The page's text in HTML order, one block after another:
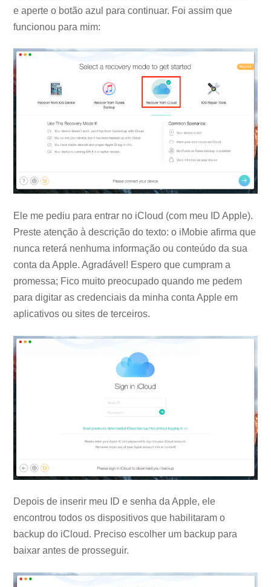
e aperte o botão azul para continuar. Foi assim que
funcionou para mim:
Ele me pediu para entrar no iCloud (com meu ID Apple).
Preste atenção à descrição do texto: o iMobie afirma que
nunca reterá nenhuma informação ou conteúdo da sua
conta da Apple. Agradável! Espero que cumpram a
promessa; Fico muito preocupado quando me pedem
para digitar as credenciais da minha conta Apple em
aplicativos ou sites de terceiros.
Depois de inserir meu ID e senha da Apple, ele
encontrou todos os dispositivos que habilitaram o
backup do iCloud. Preciso escolher um backup para
baixar antes de prosseguir.